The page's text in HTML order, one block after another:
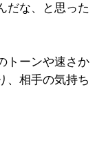
だな、と思った
トーンや速さか
、相手の気持ち